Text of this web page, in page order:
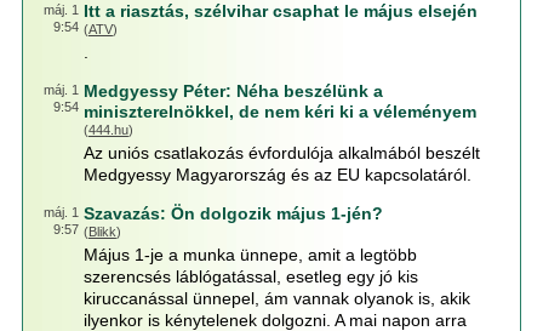
máj. 1
9:54
Itt a riasztás, szélvihar csaphat le május elsején
(ATV)
máj. 1
9:54
Medgyessy Péter: Néha beszélünk a
miniszterelnökkel, de nem kéri ki a véleményem
(444.hu)
Az uniós csatlakozás évfordulója alkalmából beszélt
Medgyessy Magyarország és az EU kapcsolatáról.
máj. 1
9:57
Szavazás: Ön dolgozik május 1-jén?
(Blikk)
Május 1-je a munka ünnepe, amit a legtöbb
szerencsés láblógatással, esetleg egy jó kis
kiruccanással ünnepel, ám vannak olyanok is, akik
ilyenkor is kénytelenek dolgozni. A mai napon arra